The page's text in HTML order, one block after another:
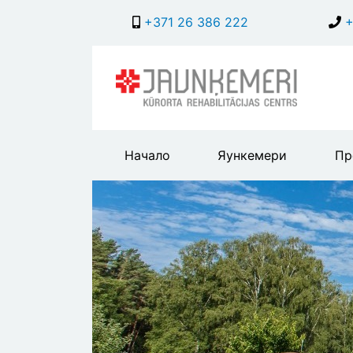
+371 26 386 222
Main
header
menu
Начало Яункемери